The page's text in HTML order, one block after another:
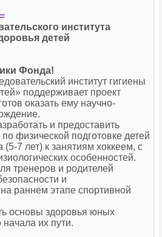
института
детей
Фонда!
институт гигиены
поддерживает проект
оказать ему научно-
и предоставить
физической подготовке детей
(5-7 лет) к занятиям хоккеем, с
особенностей.
тренеров и родителей
и
раннем этапе спортивной
основы здоровья юных
их пути.